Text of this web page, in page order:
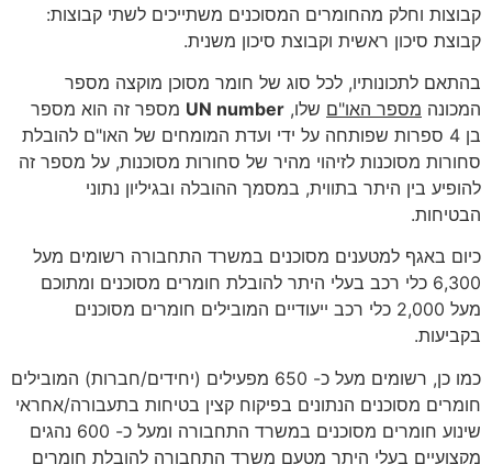
קבוצות וחלק מהחומרים המסוכנים משתייכים לשתי קבוצות:
קבוצת סיכון ראשית וקבוצת סיכון משנית.
בהתאם לתכונותיו, לכל סוג של חומר מסוכן מוקצה מספר
המכונה מספר האו"ם שלו, UN number מספר זה הוא מספר
בן 4 ספרות שפותחה על ידי ועדת המומחים של האו"ם להובלת
סחורות מסוכנות לזיהוי מהיר של סחורות מסוכנות, על מספר זה
להופיע בין היתר בתווית, במסמך ההובלה ובגיליון נתוני
הבטיחות.
כיום באגף למטענים מסוכנים במשרד התחבורה רשומים מעל
6,300 כלי רכב בעלי היתר להובלת חומרים מסוכנים ומתוכם
מעל 2,000 כלי רכב ייעודיים המובילים חומרים מסוכנים
בקביעות.
כמו כן, רשומים מעל כ- 650 מפעילים (יחידים/חברות) המובילים
חומרים מסוכנים הנתונים בפיקוח קצין בטיחות בתעבורה/אחראי
שינוע חומרים מסוכנים במשרד התחבורה ומעל כ- 600 נהגים
מקצועיים בעלי היתר מטעם משרד התחבורה להובלת חומרים